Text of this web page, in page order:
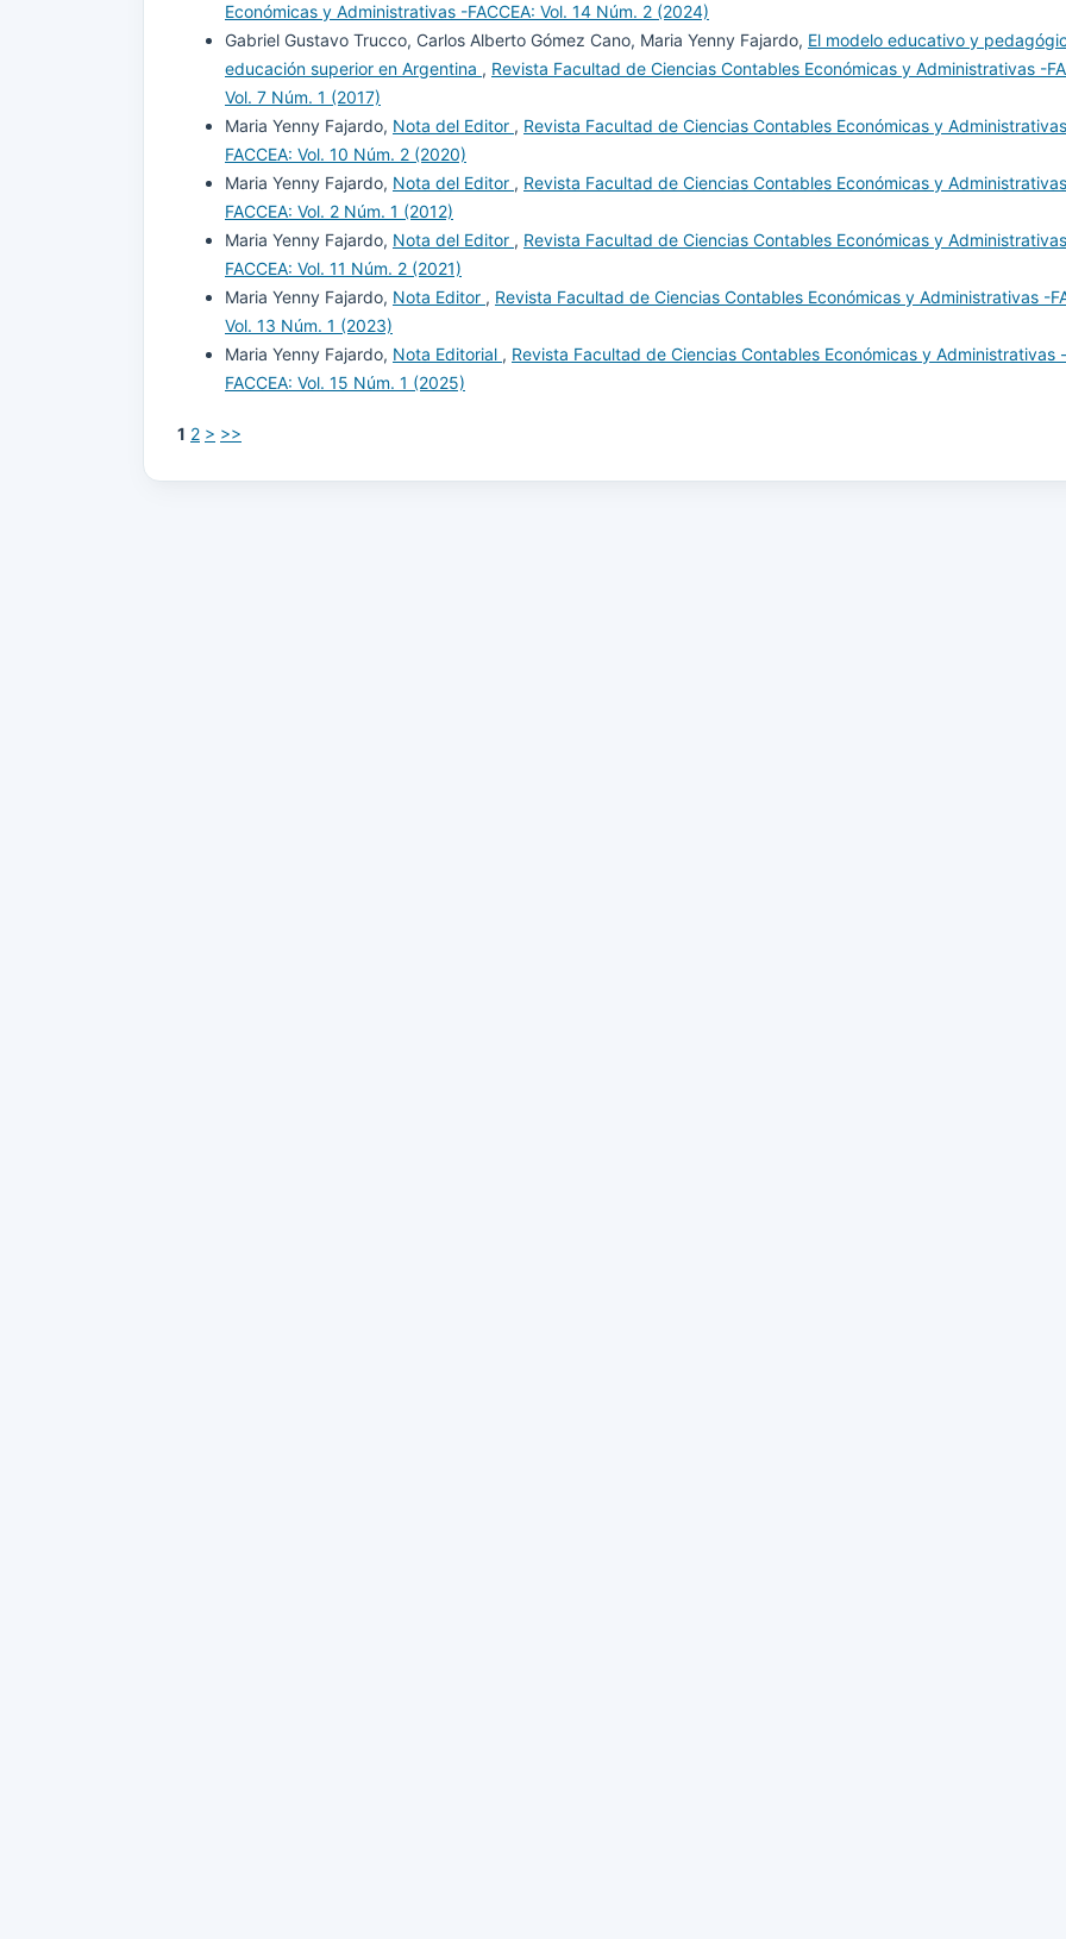
Económicas y Administrativas -FACCEA: Vol. 14 Núm. 2 (2024)
Gabriel Gustavo Trucco, Carlos Alberto Gómez Cano, Maria Yenny Fajardo, El modelo educativo y
educación superior en Argentina , Revista Facultad de Ciencias Contables Económicas y Administrativas -
Vol. 7 Núm. 1 (2017)
Maria Yenny Fajardo, Nota del Editor , Revista Facultad de Ciencias Contables Económicas y
FACCEA: Vol. 10 Núm. 2 (2020)
Maria Yenny Fajardo, Nota del Editor , Revista Facultad de Ciencias Contables Económicas y
FACCEA: Vol. 2 Núm. 1 (2012)
Maria Yenny Fajardo, Nota del Editor , Revista Facultad de Ciencias Contables Económicas y
FACCEA: Vol. 11 Núm. 2 (2021)
Maria Yenny Fajardo, Nota Editor , Revista Facultad de Ciencias Contables Económicas y Administrativas -
Vol. 13 Núm. 1 (2023)
Maria Yenny Fajardo, Nota Editorial , Revista Facultad de Ciencias Contables Económicas y Administrativas -
FACCEA: Vol. 15 Núm. 1 (2025)
1 2 > >>